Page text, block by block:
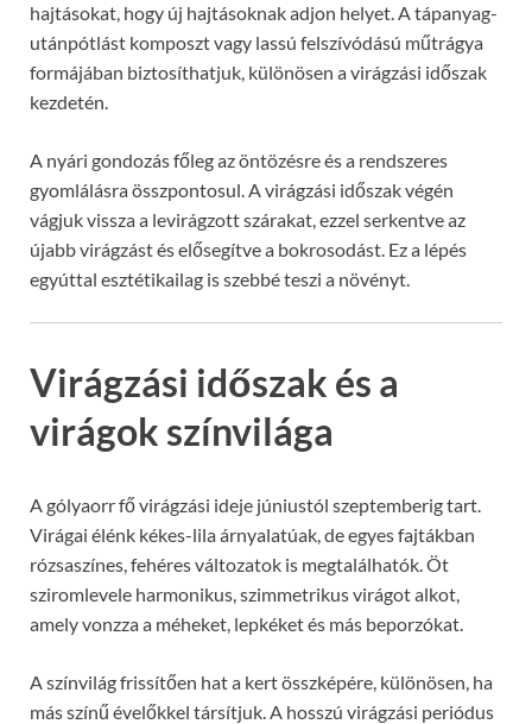
hajtásokat, hogy új hajtásoknak adjon helyet. A tápanyag-
utánpótlást komposzt vagy lassú felszívódású műtrágya
formájában biztosíthatjuk, különösen a virágzási időszak
kezdetén.
A nyári gondozás főleg az öntözésre és a rendszeres
gyomlálásra összpontosul. A virágzási időszak végén
vágjuk vissza a levirágzott szárakat, ezzel serkentve az
újabb virágzást és elősegítve a bokrosodást. Ez a lépés
egyúttal esztétikailag is szebbé teszi a növényt.
Virágzási időszak és a
virágok színvilága
A gólyaorr fő virágzási ideje júniustól szeptemberig tart.
Virágai élénk kékes-lila árnyalatúak, de egyes fajtákban
rózsaszínes, fehéres változatok is megtalálhatók. Öt
sziromlevele harmonikus, szimmetrikus virágot alkot,
amely vonzza a méheket, lepkéket és más beporzókat.
A színvilág frissítően hat a kert összképére, különösen, ha
más színű évelőkkel társítjuk. A hosszú virágzási periódus